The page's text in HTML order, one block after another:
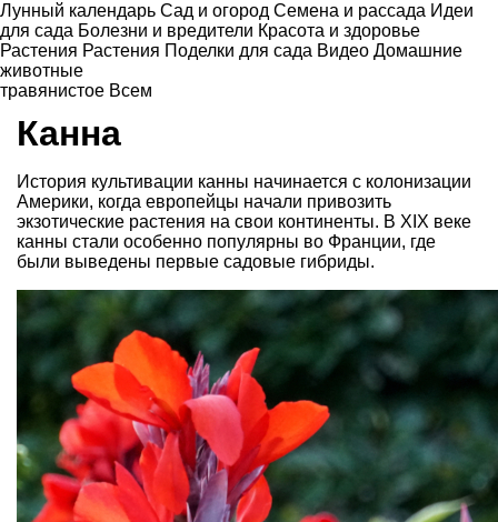
Лунный календарь Сад и огород Семена и рассада Идеи
для сада Болезни и вредители Красота и здоровье
Растения Растения Поделки для сада Видео Домашние
животные
травянистое Всем
Канна
История культивации канны начинается с колонизации
Америки, когда европейцы начали привозить
экзотические растения на свои континенты. В XIX веке
канны стали особенно популярны во Франции, где
были выведены первые садовые гибриды.